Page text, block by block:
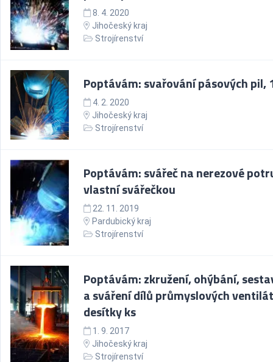
8. 4. 2020
Jihočeský kraj
Strojírenství
Poptávám: svařování pásových pil,
4. 2. 2020
Jihočeský kraj
Strojírenství
Poptávám: svářeč na nerezové
vlastní svářečkou
22. 11. 2019
Pardubický kraj
Strojírenství
Poptávám: zkružení, ohýbání,
a sváření dílů průmyslových
desítky ks
1. 9. 2017
Jihočeský kraj
Strojírenství